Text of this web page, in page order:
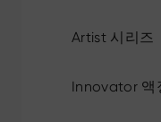
Artist 시리즈
Innovator 액